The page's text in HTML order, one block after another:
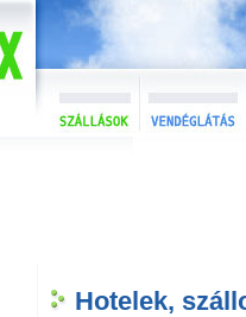
Hotelek,